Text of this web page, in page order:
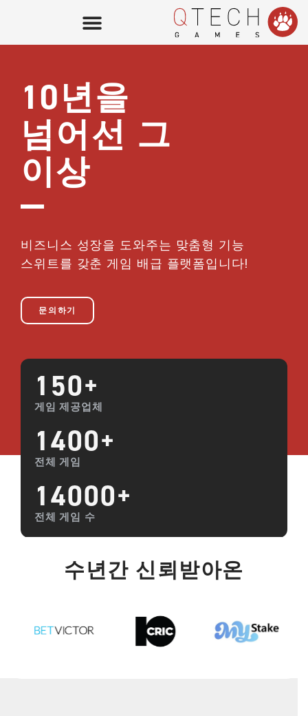
QTech Games
운영자용
QTech Games
공급업체용
소개
10년을
넘어선 그
이상
비즈니스 성장을 도와주는 맞춤형 기능
스위트를 갖춘 게임 배급 플랫폼입니다!
문의하기
게임 제공업체
150+
전체 게임
1400+
전체 게임 수
14000+
수년간 신뢰받아온